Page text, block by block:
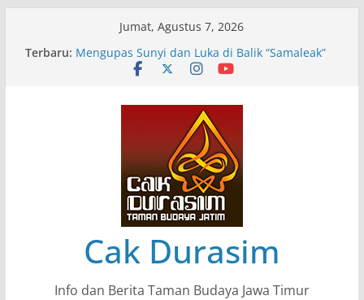
Jumat, Agustus 7, 2026
Terbaru: Pameran Lukisan Komunitas Patria Seni Rupa
Kota Blitar : Ketika “Bergerak” Menjadi Mantra
Mengupas Sunyi dan Luka di Balik “Samaleak”
Menjaga Marwah Seni dan Budaya: Catatan
Kunjungan Kerja Ir. Bambang Haryo Soekartono
(BHS) Anggota DPR RI ke Taman Budaya Jawa
Pameran Tunggal 35 Karya Agus Koecink
“Tumbang Tambang”, Ungkapan Kritis Tentang
Derita Pekerja Pertambangan
Cak Durasim
Info dan Berita Taman Budaya Jawa Timur